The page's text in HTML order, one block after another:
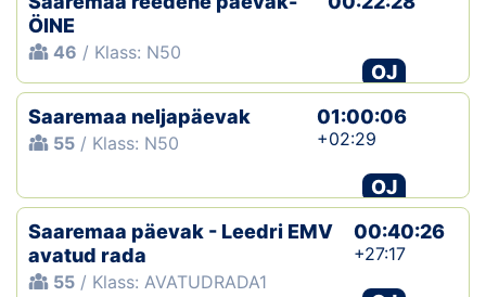
ÖINE
46 / Klass: N50
OJ
Saaremaa neljapäevak
55 / Klass: N50
01:00:06
+02:29
OJ
Saaremaa päevak - Leedri EMV
avatud rada
55 / Klass: AVATUDRADA1
00:40:26
+27:17